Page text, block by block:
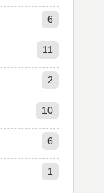
6
11
2
10
6
1